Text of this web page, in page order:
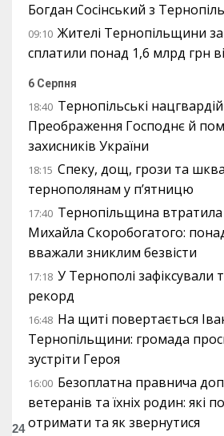
Богдан Сосінський з
09:10 Жителі Тернопільщини за
сплатили понад 1,6 млрд грн
6 Серпня
18:40 Тернопільські
Преображення Господнє й
захисників України
18:15 Спеку, дощ, грози та
тернополянам у п’ятницю
17:40 Тернопільщина втратила
Михайла Скоробогатого:
вважали зниклим безвісти
17:18 У Тернополі зафіксували
рекорд
16:48 На щиті повертається
Тернопільщини: громада
зустріти Героя
16:00 Безоплатна правнича
ветеранів та їхніх родин: які
отримати та як звернутися
24